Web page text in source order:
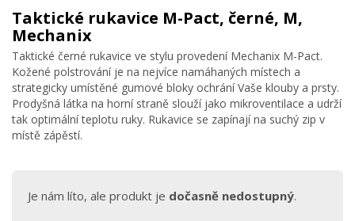
Taktické rukavice M-Pact, černé, M,
Mechanix
Taktické černé rukavice ve stylu provedení Mechanix M-Pact.
Kožené polstrování je na nejvíce namáhaných místech a
strategicky umístěné gumové bloky ochrání Vaše klouby a prsty.
Prodyšná látka na horní straně slouží jako mikroventilace a udrží
tak optimální teplotu ruky. Rukavice se zapínají na suchý zip v
místě zápěstí.
Je nám líto, ale produkt je dočasně nedostupný.